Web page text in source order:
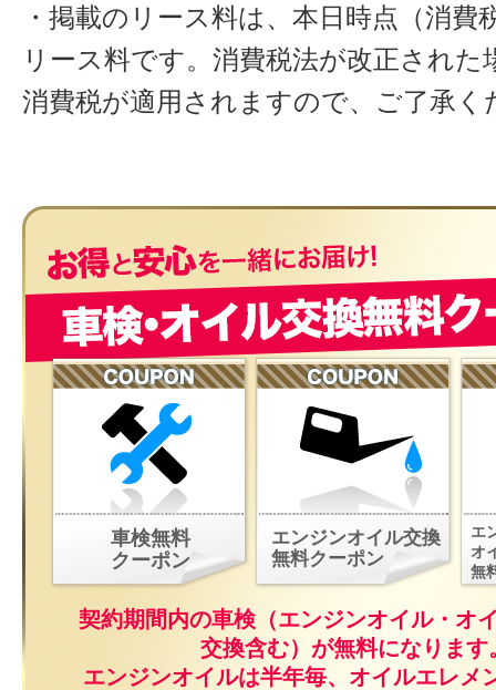
・掲載のリース料は、本日時点（消費
リース料です。消費税法が改正された
消費税が適用されますので、ご了承く
車検無料
クーポン
エンジンオイル交換
無料クーポン
エ
オ
無
契約期間内の車検（エンジンオイル・オ
交換含む）が無料になります
エンジンオイルは半年毎、オイルエレメ